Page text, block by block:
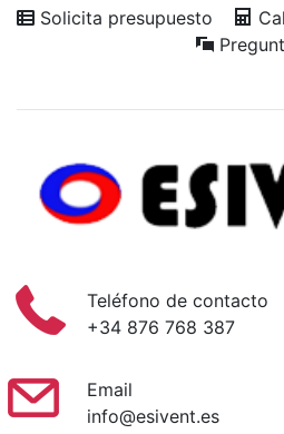
Solicita presupuesto
Teléfono de contacto
+34 876 768 387
Email
info@esivent.es